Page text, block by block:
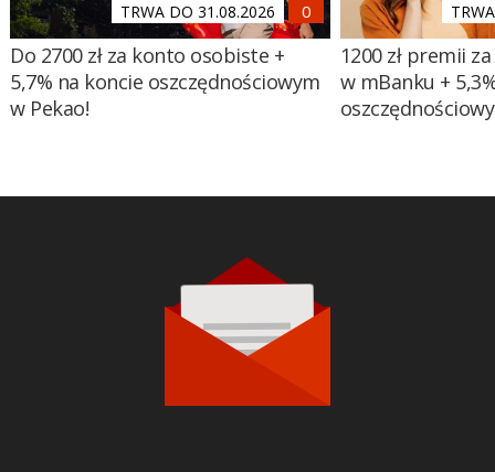
TRWA DO 31.08.2026
Do 2700 zł za konto osobiste +
5,7% na koncie oszczędnościowym
w Pekao!
1200 zł premii
w mBanku +